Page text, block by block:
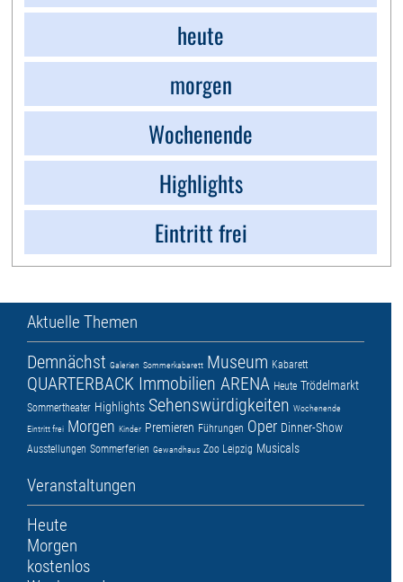
heute
morgen
Wochenende
Highlights
Eintritt frei
Aktuelle Themen
Demnächst Galerien Sommerkabarett Museum Kabarett
QUARTERBACK Immobilien ARENA Heute Trödelmarkt
Sommertheater Highlights Sehenswürdigkeiten Wochenende
Eintritt frei Morgen Kinder Premieren Führungen Oper Dinner-Show
Ausstellungen Sommerferien Gewandhaus Zoo Leipzig Musicals
Veranstaltungen
Heute
Morgen
kostenlos